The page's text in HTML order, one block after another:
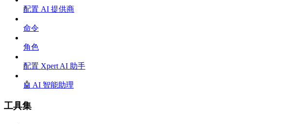
配置 AI 提供商
命令
角色
配置 Xpert AI 助手
🤖 AI 智能助理
工具集